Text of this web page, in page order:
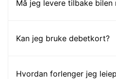
Må jeg levere tilbake bilen
Kan jeg bruke debetkort?
Hvordan forlenger jeg